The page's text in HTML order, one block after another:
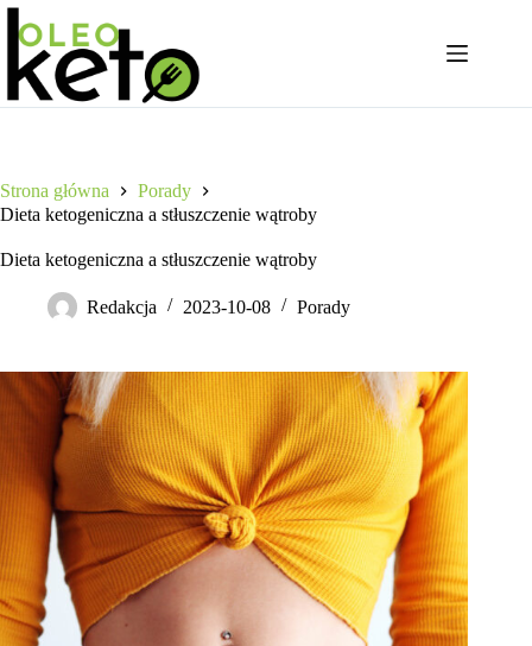
Przejdź
treści
Strona główna
Porady
Dieta ketogeniczna a stłuszczenie wątroby
Dieta ketogeniczna a stłuszczenie wątroby
Redakcja 2023-10-08 Porady